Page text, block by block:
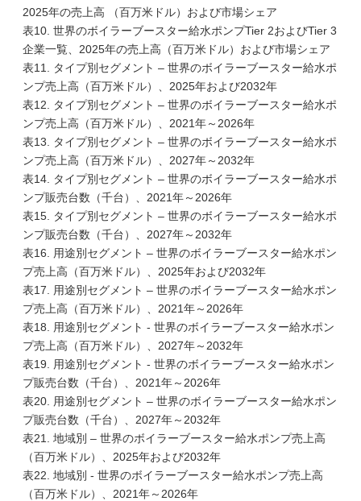
2025年の売上高 （百万米ドル）および市場シェア
表10. 世界のボイラーブースター給水ポンプTier 2およびTier 3
企業一覧、2025年の売上高（百万米ドル）および市場シェア
表11. タイプ別セグメント – 世界のボイラーブースター給水ポ
ンプ売上高（百万米ドル）、2025年および2032年
表12. タイプ別セグメント – 世界のボイラーブースター給水ポ
ンプ売上高（百万米ドル）、2021年～2026年
表13. タイプ別セグメント – 世界のボイラーブースター給水ポ
ンプ売上高（百万米ドル）、2027年～2032年
表14. タイプ別セグメント – 世界のボイラーブースター給水ポ
ンプ販売台数（千台）、2021年～2026年
表15. タイプ別セグメント – 世界のボイラーブースター給水ポ
ンプ販売台数（千台）、2027年～2032年
表16. 用途別セグメント – 世界のボイラーブースター給水ポン
プ売上高（百万米ドル）、2025年および2032年
表17. 用途別セグメント – 世界のボイラーブースター給水ポン
プ売上高（百万米ドル）、2021年～2026年
表18. 用途別セグメント - 世界のボイラーブースター給水ポン
プ売上高（百万米ドル）、2027年～2032年
表19. 用途別セグメント - 世界のボイラーブースター給水ポン
プ販売台数（千台）、2021年～2026年
表20. 用途別セグメント – 世界のボイラーブースター給水ポン
プ販売台数（千台）、2027年～2032年
表21. 地域別 – 世界のボイラーブースター給水ポンプ売上高
（百万米ドル）、2025年および2032年
表22. 地域別 - 世界のボイラーブースター給水ポンプ売上高
（百万米ドル）、2021年～2026年